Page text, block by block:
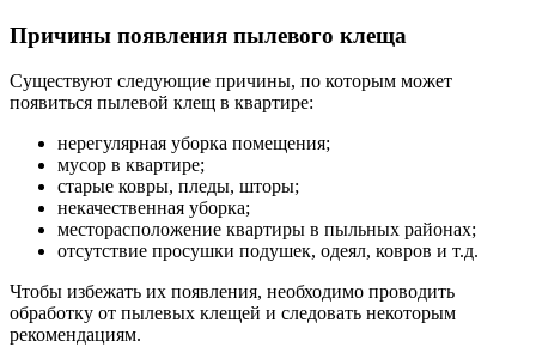
Причины появления пылевого клеща
Существуют следующие причины, по которым может
появиться пылевой клещ в квартире:
нерегулярная уборка помещения;
мусор в квартире;
старые ковры, пледы, шторы;
некачественная уборка;
месторасположение квартиры в пыльных районах;
отсутствие просушки подушек, одеял, ковров и т.д.
Чтобы избежать их появления, необходимо проводить
обработку от пылевых клещей и следовать некоторым
рекомендациям.